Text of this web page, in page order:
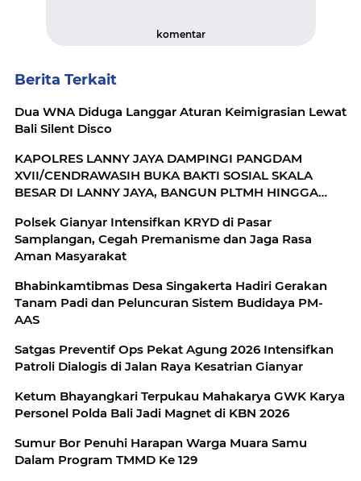
komentar
Berita Terkait
Dua WNA Diduga Langgar Aturan Keimigrasian Lewat
Bali Silent Disco
KAPOLRES LANNY JAYA DAMPINGI PANGDAM
XVII/CENDRAWASIH BUKA BAKTI SOSIAL SKALA
BESAR DI LANNY JAYA, BANGUN PLTMH HINGGA
Polsek Gianyar Intensifkan KRYD di Pasar
Samplangan, Cegah Premanisme dan Jaga Rasa
Aman Masyarakat
Bhabinkamtibmas Desa Singakerta Hadiri Gerakan
Tanam Padi dan Peluncuran Sistem Budidaya PM-
AAS
Satgas Preventif Ops Pekat Agung 2026 Intensifkan
Patroli Dialogis di Jalan Raya Kesatrian Gianyar
Ketum Bhayangkari Terpukau Mahakarya GWK Karya
Personel Polda Bali Jadi Magnet di KBN 2026
Sumur Bor Penuhi Harapan Warga Muara Samu
Dalam Program TMMD Ke 129